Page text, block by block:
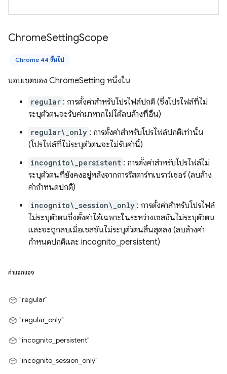
ChromeSettingScope
Chrome 44 ขึ้นไป
ขอบเขตของ ChromeSetting หนึ่งใน
regular : การตั้งค่าสำหรับโปรไฟล์ปกติ (ซึ่งโปรไฟล์ที่ไม่
ระบุตัวตนจะรับค่ามาหากไม่ได้ลบล้างที่อื่น)
regular\_only : การตั้งค่าสำหรับโปรไฟล์ปกติเท่านั้น
(โปรไฟล์ที่ไม่ระบุตัวตนจะไม่รับค่านี้)
incognito\_persistent : การตั้งค่าสำหรับโปรไฟล์ไม่
ระบุตัวตนที่ยังคงอยู่หลังจากการรีสตาร์ทเบราว์เซอร์ (ลบล้าง
ค่ากำหนดปกติ)
incognito\_session\_only : การตั้งค่าสำหรับโปรไฟล์
ไม่ระบุตัวตนซึ่งตั้งค่าได้เฉพาะในระหว่างเซสชันไม่ระบุตัวตน
และจะถูกลบเมื่อเซสชันไม่ระบุตัวตนสิ้นสุดลง (ลบล้างค่า
กำหนดปกติและ incognito_persistent)
ค่าแจกแจง
"regular"
"regular_only"
"incognito_persistent"
"incognito_session_only"